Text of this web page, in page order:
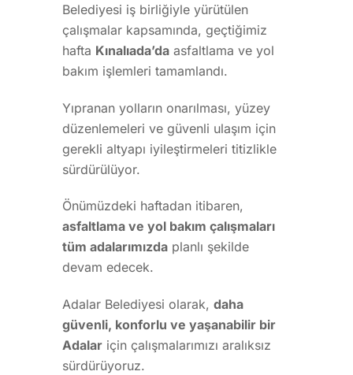
Belediyesi iş birliğiyle yürütülen
çalışmalar kapsamında, geçtiğimiz
hafta Kınalıada’daasfaltlama ve yol
bakım işlemleri tamamlandı.
Yıpranan yolların onarılması, yüzey
düzenlemeleri ve güvenli ulaşım için
gerekli altyapı iyileştirmeleri titizlikle
sürdürülüyor.
Önümüzdeki haftadan itibaren,
asfaltlama ve yol bakım çalışmaları
tüm adalarımızdaplanlı şekilde
devam edecek.
Adalar Belediyesi olarak, daha
güvenli, konforlu ve yaşanabilir bir
Adalariçin çalışmalarımızı aralıksız
sürdürüyoruz.